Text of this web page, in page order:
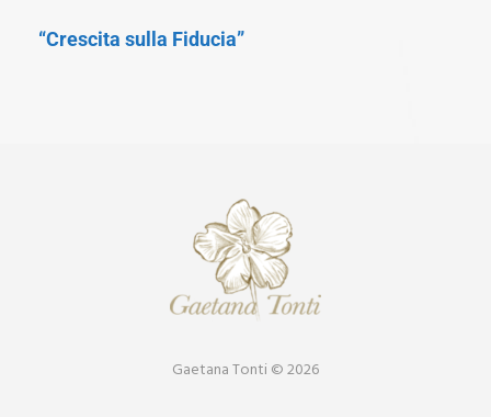
“Crescita sulla Fiducia”
Gaetana Tonti © 2026